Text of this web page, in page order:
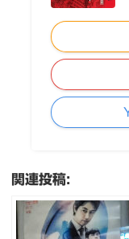
関連投稿: